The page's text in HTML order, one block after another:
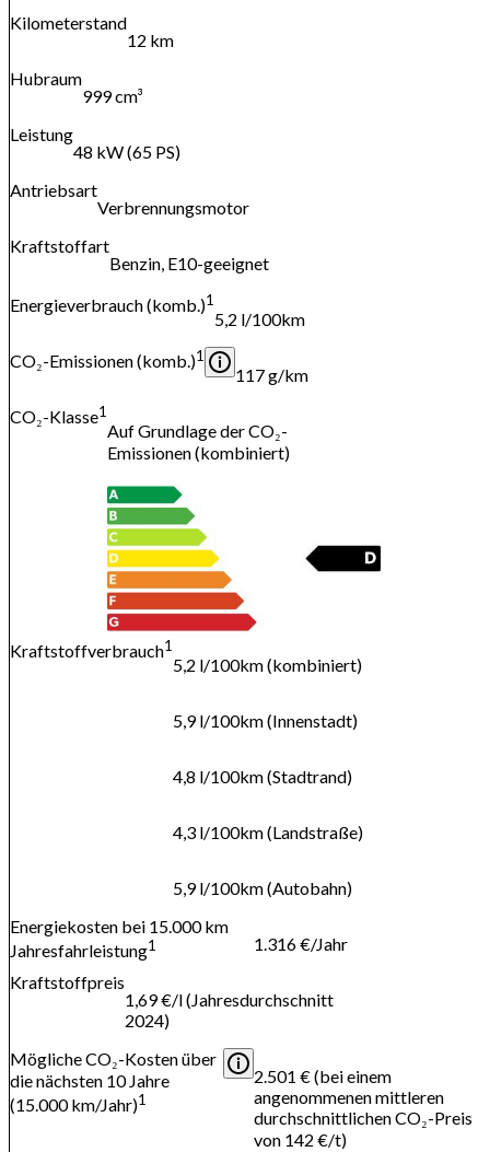
Kilometerstand
12 km
Hubraum
999 cm³
Leistung
48 kW (65 PS)
Antriebsart
Verbrennungsmotor
Kraftstoffart
Benzin, E10-geeignet
Energieverbrauch (komb.)1
5,2 l/100km
CO₂-Emissionen (komb.)1
117 g/km
CO₂-Klasse1
Auf Grundlage der CO₂-
Emissionen (kombiniert)
Kraftstoffverbrauch1
5,2 l/100km (kombiniert)
5,9 l/100km (Innenstadt)
4,8 l/100km (Stadtrand)
4,3 l/100km (Landstraße)
5,9 l/100km (Autobahn)
Energiekosten bei 15.000 km
Jahresfahrleistung1
1.316 €/Jahr
Kraftstoffpreis
1,69 €/l (Jahresdurchschnitt
2024)
Mögliche CO₂-Kosten über
die nächsten 10 Jahre
(15.000 km/Jahr)1
2.501 € (bei einem
angenommenen mittleren
durchschnittlichen CO₂-Preis
von 142 €/t)